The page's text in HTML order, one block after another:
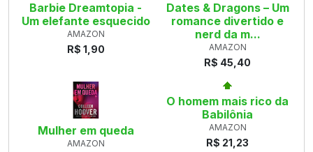
Barbie Dreamtopia -
Um elefante esquecido
AMAZON
R$ 1,90
Dates & Dragons – Um
romance divertido e
nerd da m...
AMAZON
R$ 45,40
Mulher em queda
AMAZON
O homem mais rico da
Babilônia
AMAZON
R$ 21,23